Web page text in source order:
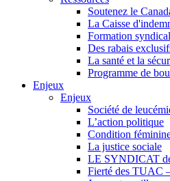
Soutenez le
La Caisse
Formation
Des rabais
La santé et la
Programme de
Enjeux
Enjeux
Société de
L’action politique
Condition
La justice sociale
LE SYNDICAT
Fierté des TUAC